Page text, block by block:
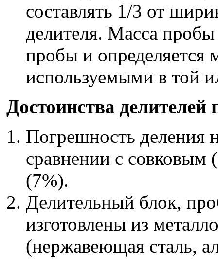
составлять 1/3 от
делителя. Масса пробы
пробы и определяется
используемыми в той
Достоинства делителей
Погрешность деления
сравнении с совковым
(7%).
Делительный блок,
изготовлены из
(нержавеющая сталь,